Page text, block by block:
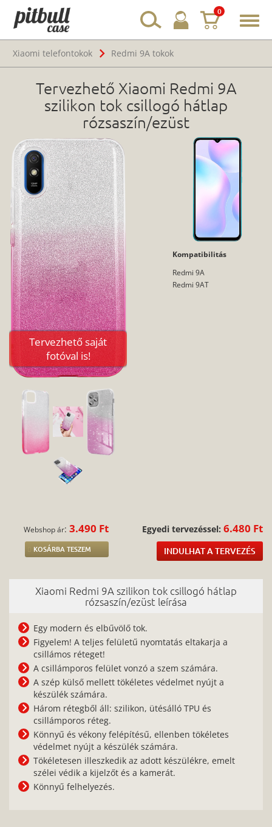
0
Xiaomi telefontokok
Redmi 9A tokok
Tervezhető Xiaomi Redmi 9A
szilikon tok csillogó hátlap
rózsaszín/ezüst
Tervezhető saját
fotóval is!
Kompatibilitás
Redmi 9A
Redmi 9AT
Webshop ár:3.490 Ft
KOSÁRBA TESZEM
Egyedi tervezéssel: 6.480 Ft
INDULHAT A TERVEZÉS
Xiaomi Redmi 9A szilikon tok csillogó hátlap
rózsaszín/ezüst leírása
Egy modern és elbűvölő tok.
Figyelem! A teljes felületű nyomtatás eltakarja a
csillámos réteget!
A csillámporos felület vonzó a szem számára.
A szép külső mellett tökéletes védelmet nyújt a
készülék számára.
Három rétegből áll: szilikon, ütésálló TPU és
csillámporos réteg.
Könnyű és vékony felépítésű, ellenben tökéletes
védelmet nyújt a készülék számára.
Tökéletesen illeszkedik az adott készülékre, emelt
szélei védik a kijelzőt és a kamerát.
Könnyű felhelyezés.